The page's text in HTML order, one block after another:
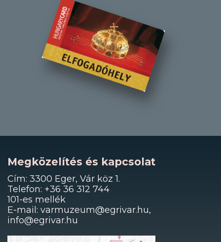
Megközelítés és kapcsolat
Cím: 3300 Eger, Vár köz 1.
Telefon: +36 36 312 744
101-es mellék
E-mail: varmuzeum@egrivar.hu,
info@egrivar.hu